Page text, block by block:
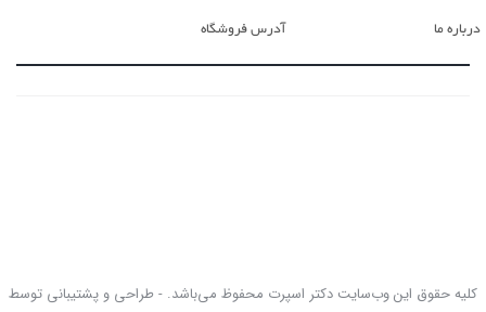
درباره ما
آدرس فروشگاه
کلیه حقوق این وب‌سایت دکتر اسپرت محفوظ می‌باشد. - طراحی و پشتیبانی توسط